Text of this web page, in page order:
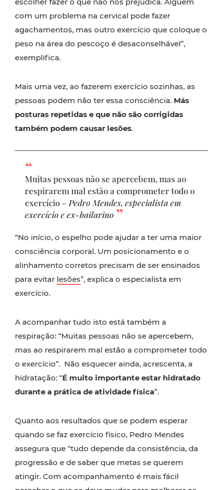
com um problema na cervical pode fazer
agachamentos, mas outro exercício que coloque o
peso na área do pescoço é desaconselhável”,
exemplifica.
Mais uma vez, ao fazerem exercício sozinhas, as
pessoas podem não ter essa consciência. Más
posturas repetidas e que não são corrigidas
também podem causar lesões.
Muitas pessoas não se apercebem, mas ao
respirarem mal estão a comprometer todo o
exercício – Pedro Mendes, especialista em
exercício e ex-bailarino
“No início, o espelho pode ajudar a ter uma maior
consciência corporal. Um posicionamento e o
alinhamento corretos precisam de ser ensinados
para evitar lesões”, explica o especialista em
exercício.
A acompanhar tudo isto está também a
respiração: “Muitas pessoas não se apercebem,
mas ao respirarem mal estão a comprometer todo
o exercício”. Não esquecer ainda, acrescenta, a
hidratação: “É muito importante estar hidratado
durante a prática de atividade física”.
Quanto aos resultados que se podem esperar
quando se faz exercício físico, Pedro Mendes
assegura que “tudo depende da consistência, da
progressão e de saber que metas se querem
atingir. Com acompanhamento é mais fácil